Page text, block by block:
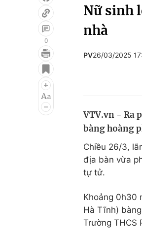
Điện ảnh
Âm nhạc
0
Nữ sinh
nhà
PV26/03/2025
VTV.vn - Ra
bàng hoàng
Chiều 26/3,
địa bàn vừa
tự tử.
Khoảng 0h30
Hà Tĩnh)
Trường THCS